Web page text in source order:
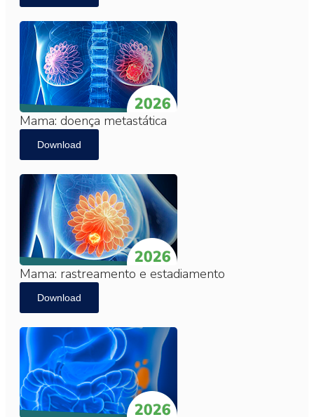
Mama: doença metastática
Download
Mama: rastreamento e estadiamento
Download